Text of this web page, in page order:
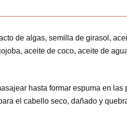
de algas, semilla de girasol,
aceite de coco, aceite de
hasta formar espuma en las
el cabello seco, dañado y